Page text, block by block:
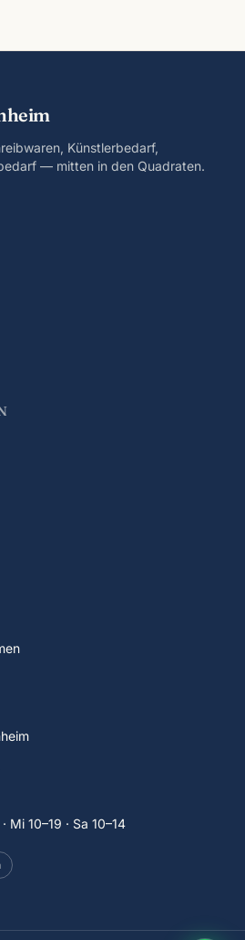
Künstlerbedarf,
— mitten in den Quadraten.
Mi 10–19 · Sa 10–14